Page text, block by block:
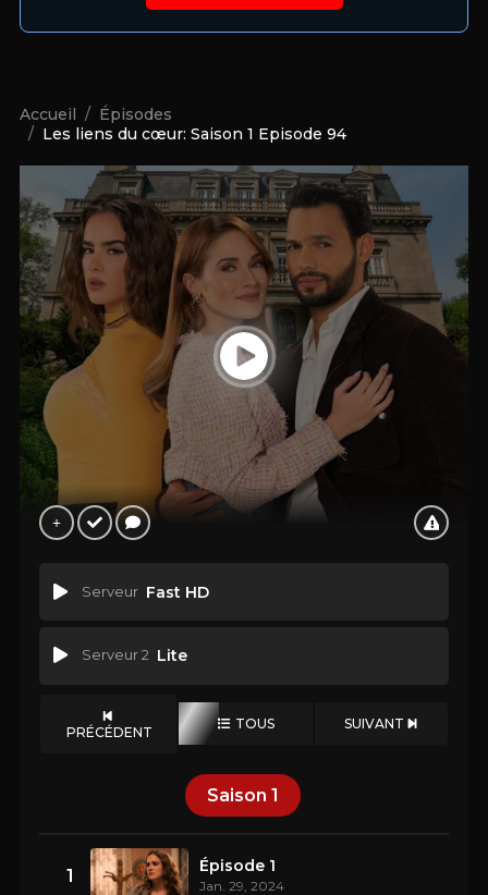
Accueil
Épisodes
Les liens du cœur: Saison 1 Episode 94
Serveur Fast HD
Serveur 2 Lite
PRÉCÉDENT TOUS SUIVANT
Saison 1
1 Épisode 1
Jan. 29, 2024